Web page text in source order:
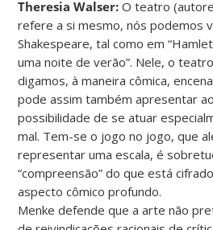
Theresia Walser: O teatro
refere a si mesmo, nós podemos
Shakespeare, tal como em
uma noite de verão”. Nele, o
digamos, à maneira cômica,
pode assim também apresentar
possibilidade de se atuar
mal. Tem-se o jogo no jogo, que
representar uma escala, é
“compreensão” do que está
aspecto cômico profundo.
Menke defende que a arte não